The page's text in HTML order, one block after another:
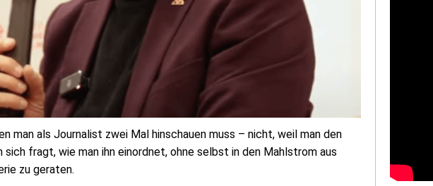
man als Journalist zwei Mal hinschauen muss – nicht, weil man den
fragt, wie man ihn einordnet, ohne selbst in den Mahlstrom aus
zu geraten.